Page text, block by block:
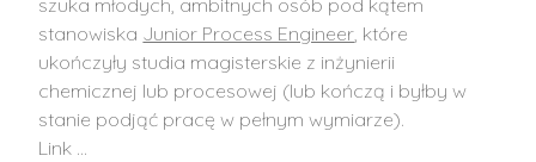
szuka młodych, ambitnych osób pod kątem
stanowiska Junior Process Engineer, które
ukończyły studia magisterskie z inżynierii
chemicznej lub procesowej (lub kończą i byłby w
stanie podjąć pracę w pełnym wymiarze).
Link …